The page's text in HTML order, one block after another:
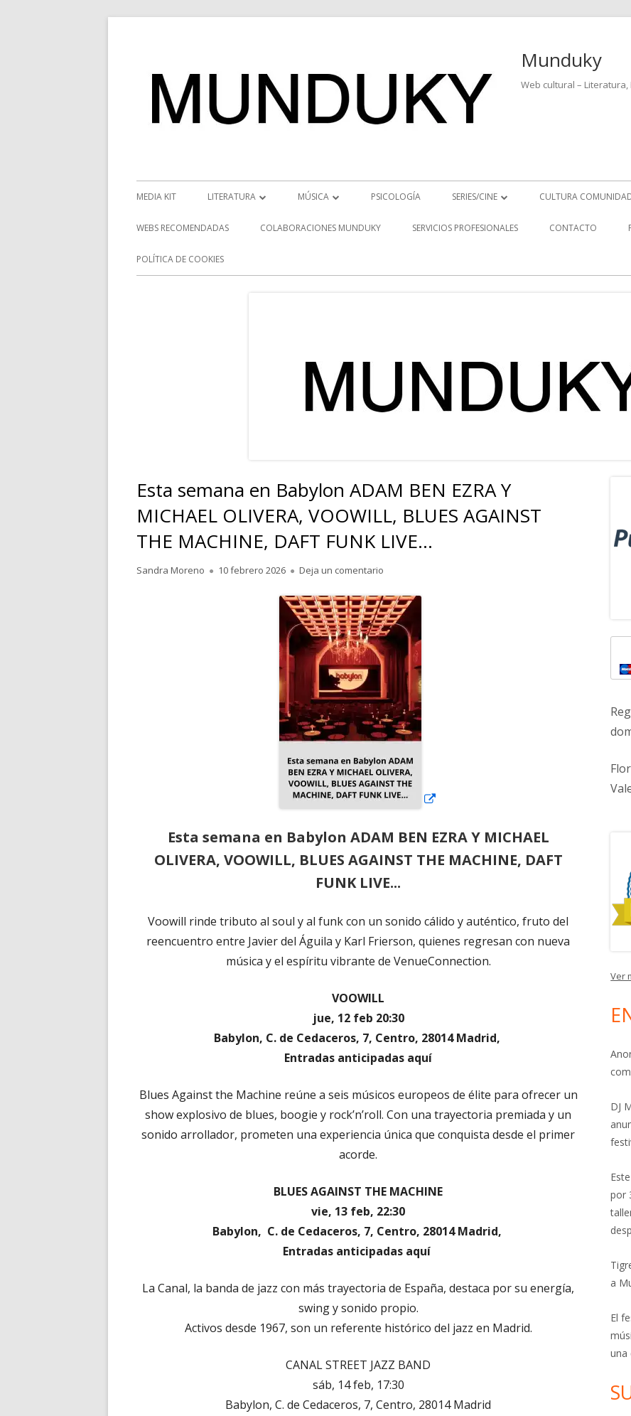
Munduky
Web cultural –
Menú
principal
MEDIA KIT LITERATURA
RESEÑAS
NOVEDADES
MÚSICA
NOTICIAS MUSICALES
PSICOLOGÍA SERIES/CINE
SERIES
CULTURA
WEBS RECOMENDADAS COLABORACIONES MUNDUKY SERVICIOS PROFESIONALES CONTACTO
POLÍTICA DE COOKIES
Esta semana en Babylon ADAM BEN EZRA Y
MICHAEL OLIVERA, VOOWILL, BLUES AGAINST
THE MACHINE, DAFT FUNK LIVE…
Autor
Sandra Moreno
Publicado
10 febrero 2026 Deja un comentario
Esta semana en Babylon ADAM BEN EZRA Y MICHAEL
OLIVERA, VOOWILL, BLUES AGAINST THE MACHINE, DAFT
FUNK LIVE...
Voowill rinde tributo al soul y al funk con un sonido cálido y auténtico, fruto del
reencuentro entre Javier del Águila y Karl Frierson, quienes regresan con nueva
música y el espíritu vibrante de VenueConnection.
VOOWILL
jue, 12 feb 20:30
Babylon, C. de Cedaceros, 7, Centro, 28014 Madrid,
Entradas anticipadas aquí
Blues Against the Machine reúne a seis músicos europeos de élite para ofrecer un
show explosivo de blues, boogie y rock’n’roll. Con una trayectoria premiada y un
sonido arrollador, prometen una experiencia única que conquista desde el primer
acorde.
BLUES AGAINST THE MACHINE
vie, 13 feb, 22:30
Babylon, C. de Cedaceros, 7, Centro, 28014 Madrid,
Entradas anticipadas aquí
La Canal, la banda de jazz con más trayectoria de España, destaca por su energía,
swing y sonido propio.
Activos desde 1967, son un referente histórico del jazz en Madrid.
CANAL STREET JAZZ BAND
sáb, 14 feb, 17:30
Babylon, C. de Cedaceros, 7, Centro, 28014 Madrid
Ver
DJ
por
a
El
una